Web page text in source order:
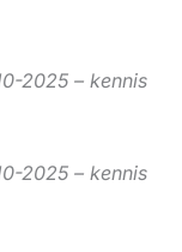
2025 – kennis
2025 – kennis